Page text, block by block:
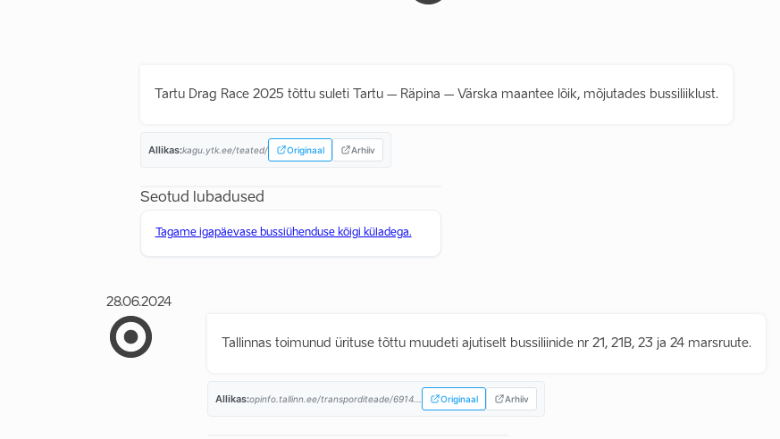
Tartu Drag Race 2025 tõttu suleti Tartu – Räpina – Värska maantee lõik, mõjutades bussiliiklust.
Allikas:kagu.ytk.ee/teated/ Originaal Arhiiv
Seotud lubadused
Tagame igapäevase bussiühenduse kõigi küladega.
28.06.2024
Tallinnas toimunud ürituse tõttu muudeti ajutiselt bussiliinide nr 21, 21B, 23 ja 24 marsruute.
Allikas:opinfo.tallinn.ee/transporditeade/6914... Originaal Arhiiv